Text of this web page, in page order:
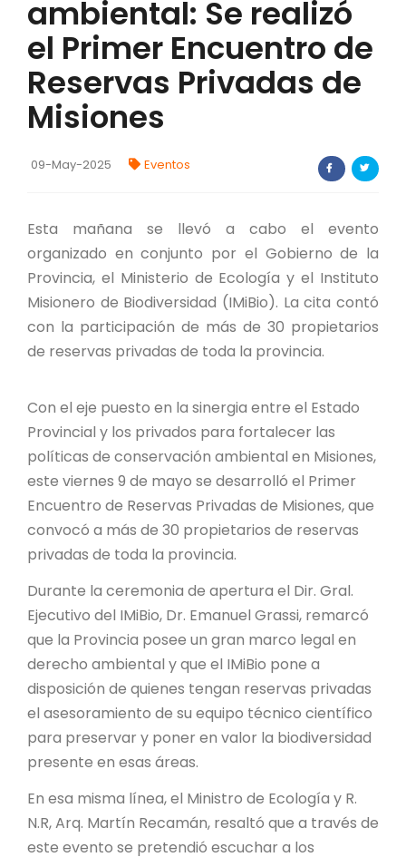
FORTALECIMIENTO DE RECURSOS
ALIMENTICIOS
BIODIVERSIDAD Y ALIMENTACIÓN
INVENTARIO DE LA BIODIVERSIDAD MISIONERA
FORMULARIO DE REGISTRO DE
AUTORIZACIONES
PROGRAMAS Y PROYECTOS
PROYECTO ÁGUILAS DE MISIONES
MONUMENTOS NATURALES
REPOSITORIO
ambiental: Se realizó
el Primer Encuentro de
Reservas Privadas de
Misiones
09-May-2025 Eventos
Esta mañana se llevó a cabo el evento
organizado en conjunto por el Gobierno de la
Provincia, el Ministerio de Ecología y el Instituto
Misionero de Biodiversidad (IMiBio). La cita contó
con la participación de más de 30 propietarios
de reservas privadas de toda la provincia.
Con el eje puesto en la sinergia entre el Estado
Provincial y los privados para fortalecer las
políticas de conservación ambiental en Misiones,
este viernes 9 de mayo se desarrolló el Primer
Encuentro de Reservas Privadas de Misiones, que
convocó a más de 30 propietarios de reservas
privadas de toda la provincia.
Durante la ceremonia de apertura el Dir. Gral.
Ejecutivo del IMiBio, Dr. Emanuel Grassi, remarcó
que la Provincia posee un gran marco legal en
derecho ambiental y que el IMiBio pone a
disposición de quienes tengan reservas privadas
el asesoramiento de su equipo técnico científico
para preservar y poner en valor la biodiversidad
presente en esas áreas.
En esa misma línea, el Ministro de Ecología y R.
N.R, Arq. Martín Recamán, resaltó que a través de
este evento se pretendió escuchar a los